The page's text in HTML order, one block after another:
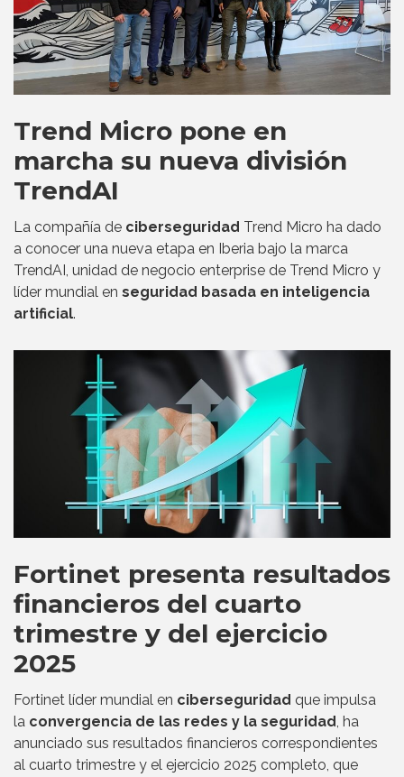
Trend Micro pone en
marcha su nueva división
TrendAI
La compañía de ciberseguridad Trend Micro ha dado
a conocer una nueva etapa en Iberia bajo la marca
TrendAI, unidad de negocio enterprise de Trend Micro y
líder mundial en seguridad basada en inteligencia
artificial.
Fortinet presenta resultados
financieros del cuarto
trimestre y del ejercicio
2025
Fortinet líder mundial en ciberseguridad que impulsa
la convergencia de las redes y la seguridad, ha
anunciado sus resultados financieros correspondientes
al cuarto trimestre y el ejercicio 2025 completo, que